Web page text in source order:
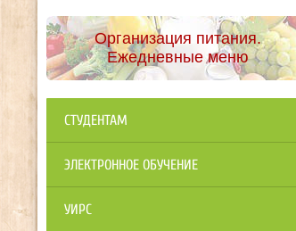
Организация питания.
Ежедневные меню
СТУДЕНТАМ
ЭЛЕКТРОННОЕ ОБУЧЕНИЕ
УИРС